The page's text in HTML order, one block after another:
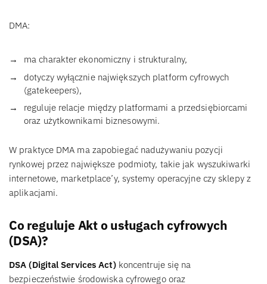
DMA:
ma charakter ekonomiczny i strukturalny,
dotyczy wyłącznie największych platform cyfrowych
(gatekeepers),
reguluje relacje między platformami a przedsiębiorcami
oraz użytkownikami biznesowymi.
W praktyce DMA ma zapobiegać nadużywaniu pozycji
rynkowej przez największe podmioty, takie jak wyszukiwarki
internetowe, marketplace’y, systemy operacyjne czy sklepy z
aplikacjami.
Co reguluje Akt o usługach cyfrowych
(DSA)?
DSA (Digital Services Act)koncentruje się na
bezpieczeństwie środowiska cyfrowego oraz